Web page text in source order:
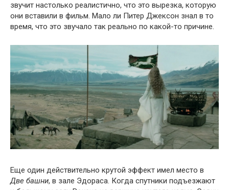
звучит настолько реалистично, что это вырезка, которую
они вставили в фильм. Мало ли Питер Джексон знал в то
время, что это звучало так реально по какой-то причине.
Еще один действительно крутой эффект имел место в
Две башни, в зале Эдораса. Когда спутники подъезжают